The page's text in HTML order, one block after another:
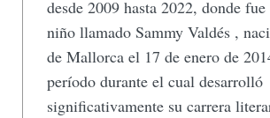
desde 2009 hasta 2022, donde
niño llamado Sammy Valdés ,
de Mallorca el 17 de enero de
período durante el cual desarrolló
significativamente su carrera